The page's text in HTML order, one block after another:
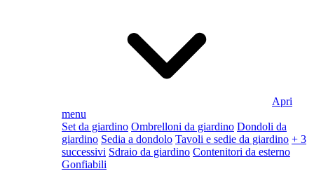
Apri
menu
Set da giardino Ombrelloni da giardino Dondoli da
giardino Sedia a dondolo Tavoli e sedie da giardino + 3
successivi Sdraio da giardino Contenitori da esterno
Gonfiabili